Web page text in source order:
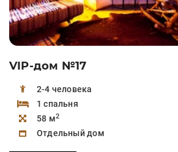
VIP-дом №17
2-4 человека
1 спальня
58 м2
Отдельный дом